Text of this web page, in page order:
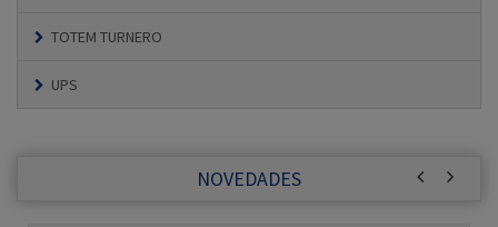
TOTEM TURNERO
UPS
NOVEDADES